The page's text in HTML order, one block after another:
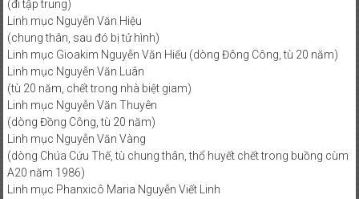
(đi tập trung)
Linh mục Nguyễn Văn Hiệu
(chung thân, sau đó bị tử hình)
Linh mục Gioakim Nguyễn Văn Hiếu (dòng Đông Công, tù 20 năm)
Linh mục Nguyễn Văn Luân
(tù 20 năm, chết trong nhà biệt giam)
Linh mục Nguyễn Văn Thuyên
(dòng Đồng Công, tù 20 năm)
Linh mục Nguyễn Văn Vàng
(dòng Chúa Cứu Thế, tù chung thân, thổ huyết chết trong buồng cùm
A20 năm 1986)
Linh mục Phanxicô Maria Nguyễn Viết Linh